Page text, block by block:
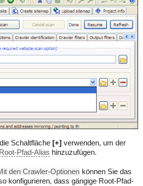
Schaltfläche [+] verwenden, um der
Root-Pfad-Alias hinzuzufügen.
den Crawler-Optionen können Sie das
konfigurieren, dass gängige Root-Pfad-